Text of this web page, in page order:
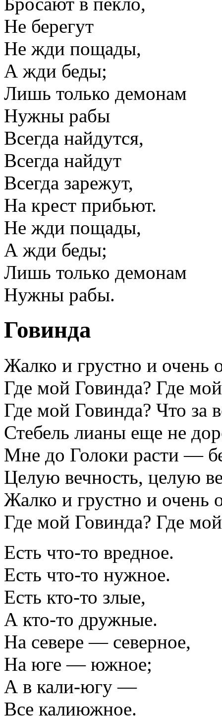
Не берегут
Не жди пощады,
А жди беды;
Лишь только демонам
Нужны рабы
Всегда найдутся,
Всегда найдут
Всегда зарежут,
На крест прибьют.
Не жди пощады,
А жди беды;
Лишь только демонам
Нужны рабы.
Говинда
Жалко и грустно и очень
Где мой Говинда? Где
Где мой Говинда? Что за
Стебель лианы еще не
Мне до Голоки расти —
Целую вечность, целую
Жалко и грустно и очень
Где мой Говинда? Где
Есть что-то вредное.
Есть что-то нужное.
Есть кто-то злые,
А кто-то дружные.
На севере — северное,
На юге — южное;
А в кали-югу —
Все калиюжное.